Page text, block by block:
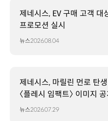
제네시스, EV 구매 고객 대
프로모션 실시
뉴스2026.08.04
제네시스, 마릴린 먼로 탄
〈플레시 임팩트〉 이미지 공
뉴스2026.07.29